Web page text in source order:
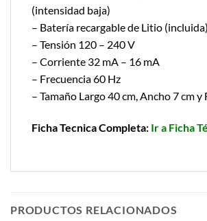
(intensidad baja)
– Batería recargable de Litio
– Tensión 120 – 240 V
– Corriente 32 mA – 16 mA
– Frecuencia 60 Hz
– Tamaño Largo 40 cm, Ancho 7 cm y
Ficha Tecnica Completa: Ir a Ficha
PRODUCTOS RELACIONADOS